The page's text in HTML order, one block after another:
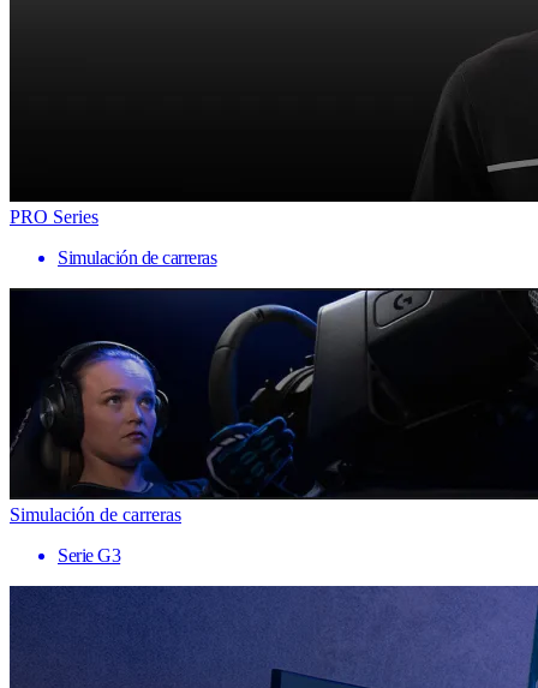
PRO Series
Simulación de carreras
Simulación de carreras
Serie G3